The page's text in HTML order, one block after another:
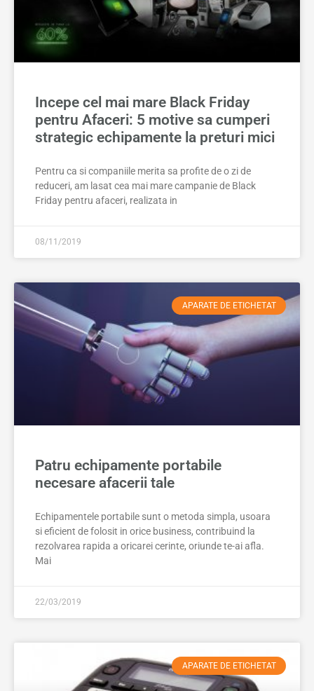
Incepe cel mai mare Black Friday
pentru Afaceri: 5 motive sa cumperi
strategic echipamente la preturi mici
Pentru ca si companiile merita sa profite de o zi de
reduceri, am lasat cea mai mare campanie de Black
Friday pentru afaceri, realizata in
08/11/2019
APARATE DE ETICHETAT
Patru echipamente portabile
necesare afacerii tale
Echipamentele portabile sunt o metoda simpla, usoara
si eficient de folosit in orice business, contribuind la
rezolvarea rapida a oricarei cerinte, oriunde te-ai afla.
Mai
22/03/2019
APARATE DE ETICHETAT